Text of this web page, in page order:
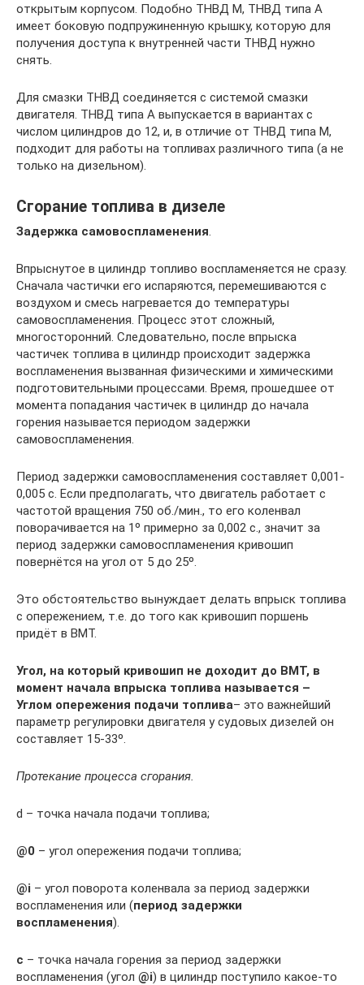
открытым корпусом. Подобно ТНВД М, ТНВД типа А
имеет боковую подпружиненную крышку, которую для
получения доступа к внутренней части ТНВД нужно
снять.
Для смазки ТНВД соединяется с системой смазки
двигателя. ТНВД типа А выпускается в вариантах с
числом цилиндров до 12, и, в отличие от ТНВД типа М,
подходит для работы на топливах различного типа (а не
только на дизельном).
Сгорание топлива в дизеле
Задержка самовоспламенения
Впрыснутое в цилиндр топливо воспламеняется не сразу.
Сначала частички его испаряются, перемешиваются с
воздухом и смесь нагревается до температуры
самовоспламенения. Процесс этот сложный,
многосторонний. Следовательно, после впрыска
частичек топлива в цилиндр происходит задержка
воспламенения вызванная физическими и химическими
подготовительными процессами. Время, прошедшее от
момента попадания частичек в цилиндр до начала
горения называется периодом задержки
самовоспламенения.
Период задержки самовоспламенения составляет 0,001-
0,005 с. Если предполагать, что двигатель работает с
частотой вращения 750 об./мин., то его коленвал
поворачивается на 1º примерно за 0,002 с., значит за
период задержки самовоспламенения кривошип
повернётся на угол от 5 до 25º.
Это обстоятельство вынуждает делать впрыск топлива
с опережением, т.е. до того как кривошип поршень
придёт в ВМТ.
Угол, на который кривошип не доходит до ВМТ, в
момент начала впрыска топлива называется –
Углом опережения подачи топлива– это важнейший
параметр регулировки двигателя у судовых дизелей он
составляет 15-33º.
Протекание процесса сгорания.
d – точка начала подачи топлива;
@0 – угол опережения подачи топлива;
@i – угол поворота коленвала за период задержки
воспламенения или (период задержки
воспламенения).
с – точка начала горения за период задержки
воспламенения (угол @i) в цилиндр поступило какое-то